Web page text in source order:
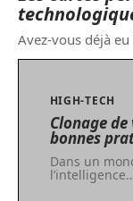
Avez-vous déjà
HIGH-TECH
Clonage
bonnes
Dans un
l’intelligence